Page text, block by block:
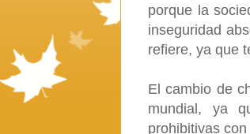
porque la
inseguridad
refiere, ya que
El cambio de
mundial, ya
prohibitivas